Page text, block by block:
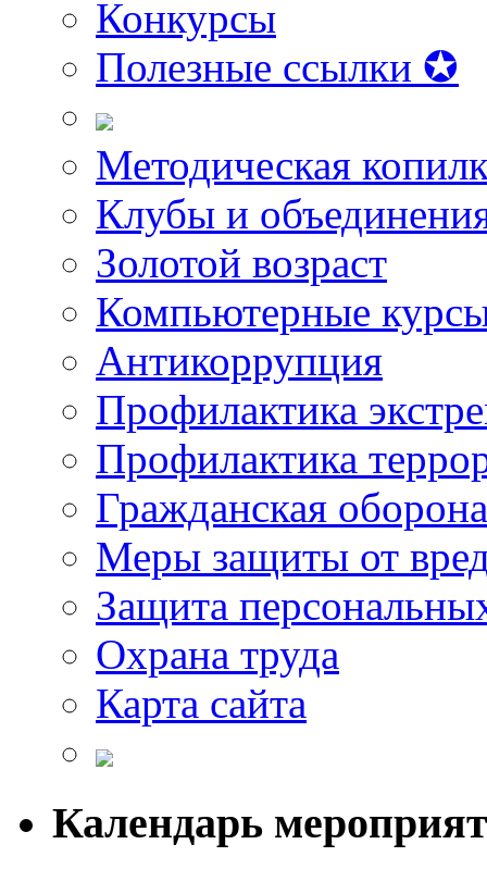
Конкурсы
Полезные ссылки ✪
Методическая
Клубы и
Золотой возраст
Компьютерные
Антикоррупция
Профилактика
Профилактика
Гражданская оборона
Меры защиты от
Защита
Охрана труда
Карта сайта
Календарь